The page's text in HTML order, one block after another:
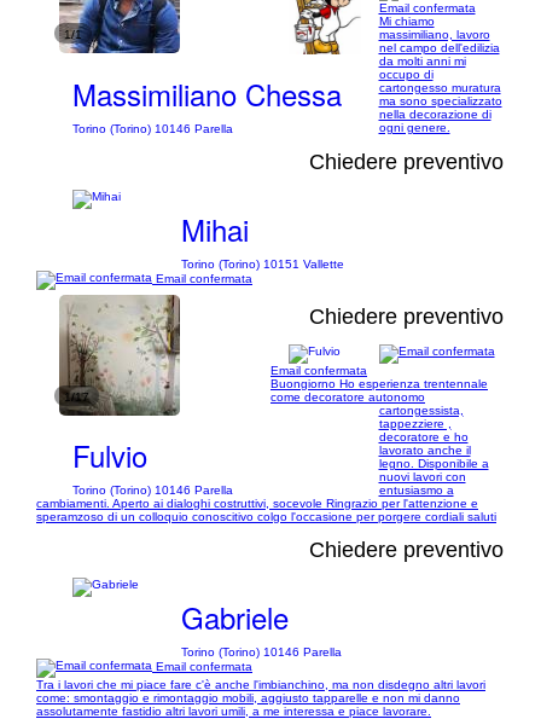
1/1
Massimiliano Chessa
Torino (Torino) 10146 Parella
Email confermata
Mi chiamo
massimiliano, lavoro
nel campo dell'edilizia
da molti anni mi
occupo di
cartongesso muratura
ma sono specializzato
nella decorazione di
ogni genere.
Chiedere preventivo
Mihai
Torino (Torino) 10151 Vallette
Email confermata
1/17
Chiedere preventivo
Fulvio
Torino (Torino) 10146 Parella
Email confermata
Buongiorno Ho esperienza trentennale
come decoratore autonomo
cartongessista,
tappezziere ,
decoratore e ho
lavorato anche il
legno. Disponibile a
nuovi lavori con
entusiasmo a
cambiamenti. Aperto ai dialoghi costruttivi, socevole Ringrazio per l'attenzione e
speramzoso di un colloquio conoscitivo colgo l'occasione per porgere cordiali saluti
Chiedere preventivo
Gabriele
Torino (Torino) 10146 Parella
Email confermata
Tra i lavori che mi piace fare c'è anche l'imbianchino, ma non disdegno altri lavori
come: smontaggio e rimontaggio mobili, aggiusto tapparelle e non mi danno
assolutamente fastidio altri lavori umili, a me interessa e piace lavorare.